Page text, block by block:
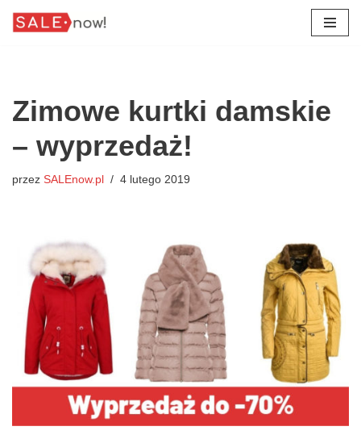
Zimowe kurtki damskie
– wyprzedaż!
przez SALEnow.pl 4 lutego 2019